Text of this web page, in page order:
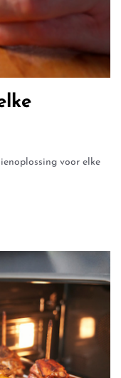
voor elke